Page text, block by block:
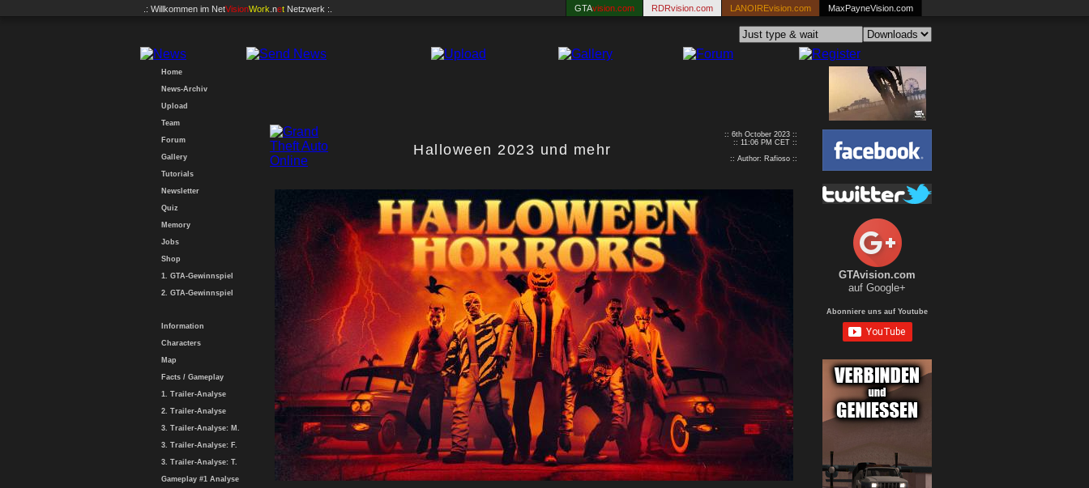
.: Willkommen im NetVisionWork .net Netzwerk :. GTAvision.com RDRvision.com LANOIREvision.com MaxPayneVision.com
Home
News-Archiv
Upload
Team
Forum
Gallery
Tutorials
Newsletter
Quiz
Memory
Jobs
Shop
1. GTA-Gewinnspiel
2. GTA-Gewinnspiel
Information
Characters
Map
Facts / Gameplay
1. Trailer-Analyse
2. Trailer-Analyse
3. Trailer-Analyse: M.
3. Trailer-Analyse: F.
3. Trailer-Analyse: T.
Gameplay #1 Analyse
Halloween 2023 und mehr
:: 6th October 2023 ::
:: 11:06 PM CET ::
:: Author: Rafioso ::
GTAvision.com
auf Google+
Abonniere uns auf Youtube